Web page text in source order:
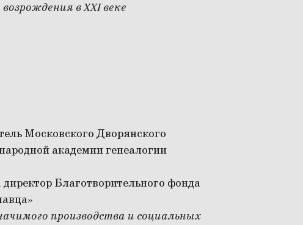
в XXI веке
Московского Дворянского
академии генеалогии
Благотворительного фонда
производства и социальных